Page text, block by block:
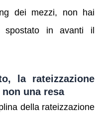
dei mezzi, non hai
spostato in avanti il
la rateizzazione
una resa
della rateizzazione